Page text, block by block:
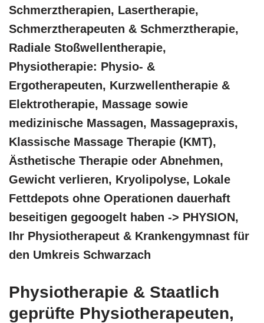
Schmerztherapien, Lasertherapie,
Schmerztherapeuten & Schmerztherapie,
Radiale Stoßwellentherapie,
Physiotherapie: Physio- &
Ergotherapeuten, Kurzwellentherapie &
Elektrotherapie, Massage sowie
medizinische Massagen, Massagepraxis,
Klassische Massage Therapie (KMT),
Ästhetische Therapie oder Abnehmen,
Gewicht verlieren, Kryolipolyse, Lokale
Fettdepots ohne Operationen dauerhaft
beseitigen gegoogelt haben -> PHYSION,
Ihr Physiotherapeut & Krankengymnast für
den Umkreis Schwarzach
Physiotherapie & Staatlich
geprüfte Physiotherapeuten,